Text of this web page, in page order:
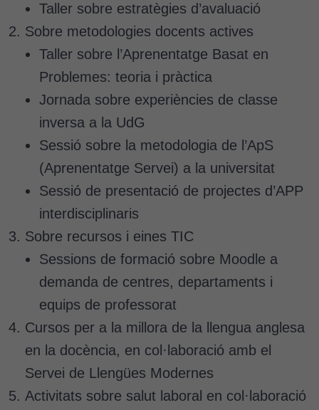
Taller sobre estratègies d’avaluació
Sobre metodologies docents actives
Taller sobre l’Aprenentatge Basat en
Problemes: teoria i pràctica
Jornada sobre experiències de classe
inversa a la UdG
Sessió sobre la metodologia de l’ApS
(Aprenentatge Servei) a la universitat
Sessió de presentació de projectes d’APP
interdisciplinaris
Sobre recursos i eines TIC
Sessions de formació sobre Moodle a
demanda de centres, departaments i
equips de professorat
Cursos per a la millora de la llengua anglesa
en la docència, en col·laboració amb el
Servei de Llengües Modernes
Activitats sobre salut laboral en col·laboració